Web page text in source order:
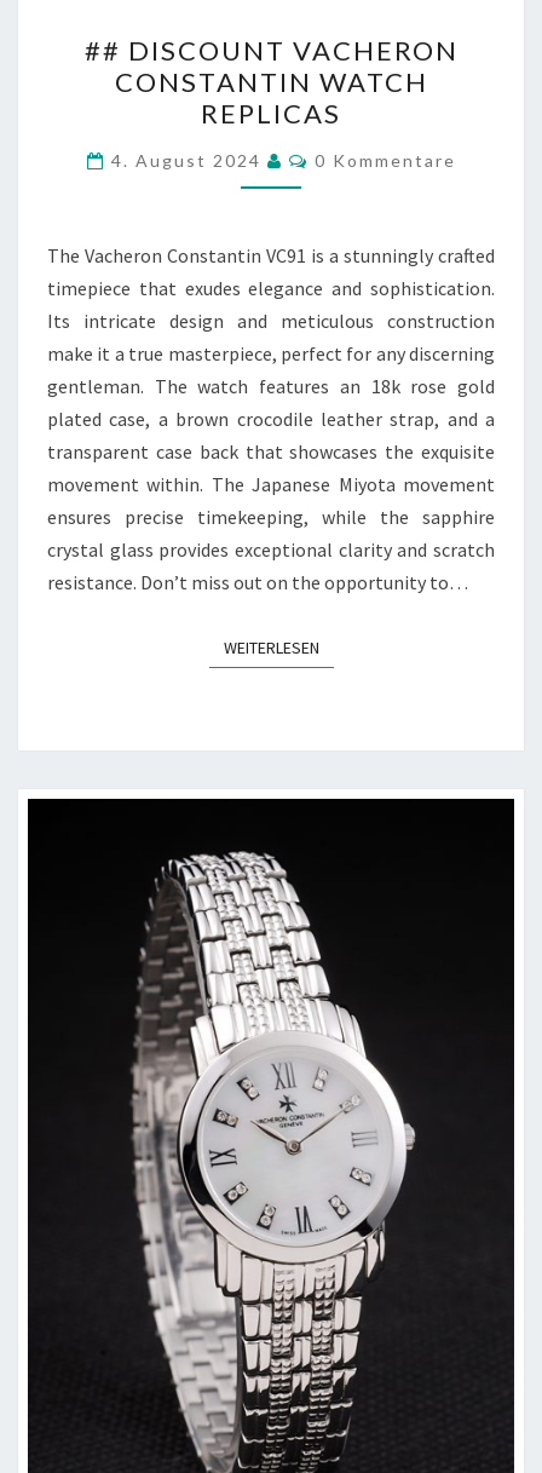
DISCOUNT
VACHERON
CONSTANTIN
WATCH
REPLICAS
## DISCOUNT VACHERON
CONSTANTIN WATCH
REPLICAS
4. August 2024 Kommentare
0 Kommentare
The Vacheron Constantin VC91 is a stunningly crafted
timepiece that exudes elegance and sophistication.
Its intricate design and meticulous construction
make it a true masterpiece, perfect for any discerning
gentleman. The watch features an 18k rose gold
plated case, a brown crocodile leather strap, and a
transparent case back that showcases the exquisite
movement within. The Japanese Miyota movement
ensures precise timekeeping, while the sapphire
crystal glass provides exceptional clarity and scratch
resistance. Don’t miss out on the opportunity to…
WEITERLESENWEITERLESEN